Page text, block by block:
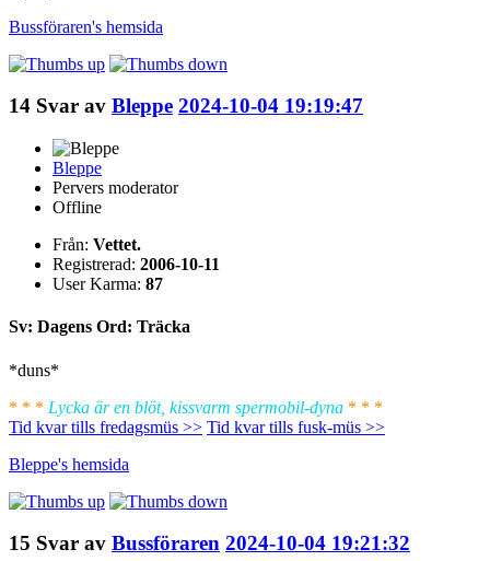
Bussföraren's hemsida
14 Svar av Bleppe 2024-10-04 19:19:47
Bleppe
Pervers moderator
Offline
Från: Vettet.
Registrerad: 2006-10-11
User Karma: 87
Sv: Dagens Ord: Träcka
*duns*
* * * Lycka är en blöt, kissvarm spermobil-dyna * * *
Tid kvar tills fredagsmüs >> Tid kvar tills fusk-müs >>
Bleppe's hemsida
15 Svar av Bussföraren 2024-10-04 19:21:32